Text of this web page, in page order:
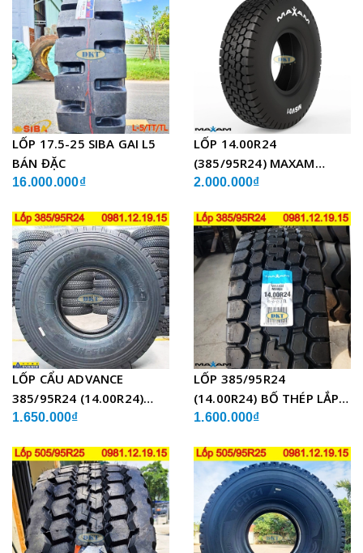
LỐP 17.5-25 SIBA GAI L5
BÁN ĐẶC
16.000.000₫
LỐP 14.00R24
(385/95R24) MAXAM
MSVO1 BỐ THÉP LẮP XE
2.000.000₫
LỐP CẨU ADVANCE
385/95R24 (14.00R24)
GLB05 BỐ THÉP
1.650.000₫
LỐP 385/95R24
(14.00R24) BỐ THÉP LẮP
XE CẨU
1.600.000₫